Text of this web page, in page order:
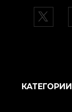
КАТЕГОРИИ